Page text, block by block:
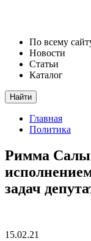
По всему
Новости
Статьи
Каталог
Найти
Главная
Политика
Римма
задач
15.02.21